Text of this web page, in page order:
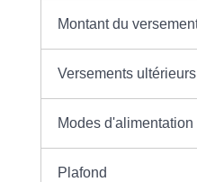
Montant du
Versements
Modes d'alimentation
Plafond